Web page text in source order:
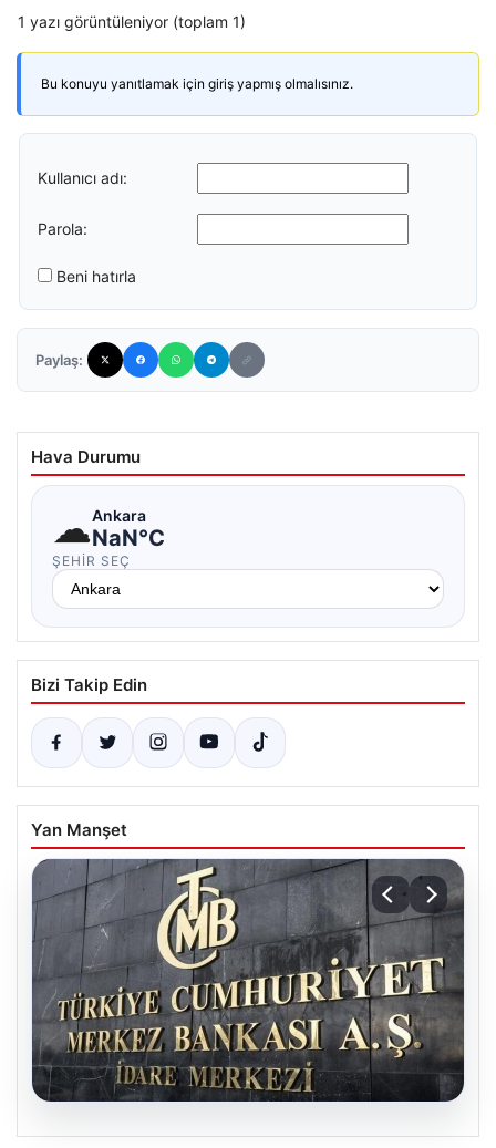
1 yazı görüntüleniyor (toplam 1)
Bu konuyu yanıtlamak için giriş yapmış olmalısınız.
Kullanıcı adı:
Parola:
Beni hatırla
Paylaş:
Hava Durumu
☁Ankara
NaN°C
ŞEHIR SEÇ
Bizi Takip Edin
Yan Manşet
08.08.2026